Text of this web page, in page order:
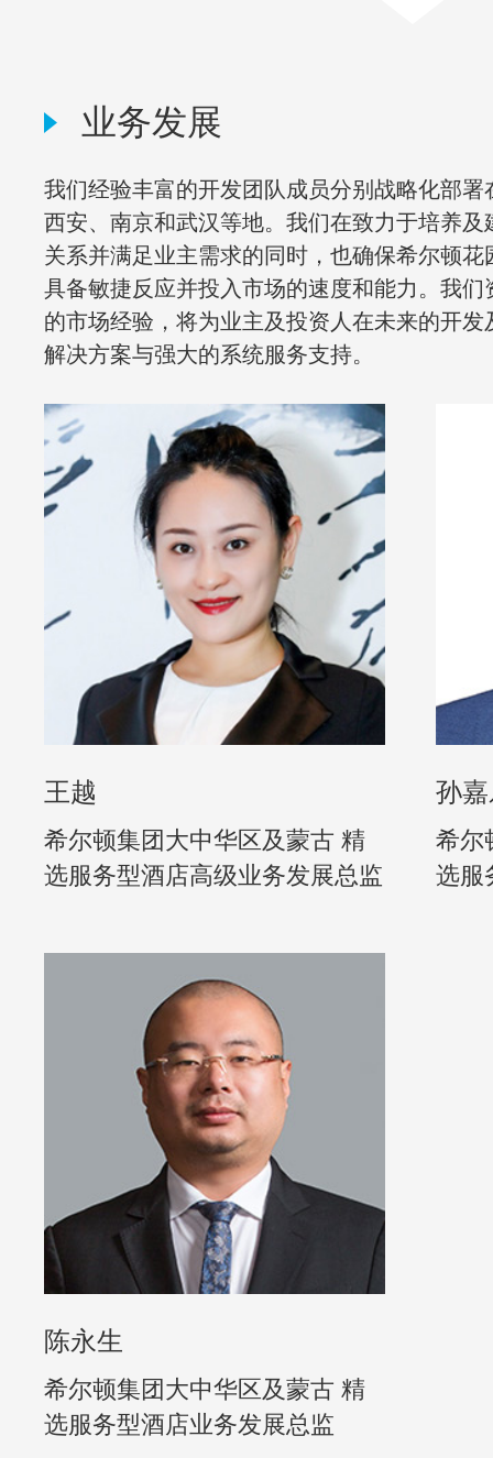
业务发展
我们经验丰富的开发团队成员分别战略化部
西安、南京和武汉等地。我们在致力于培养
关系并满足业主需求的同时，也确保希尔顿
具备敏捷反应并投入市场的速度和能力。我
的市场经验，将为业主及投资人在未来的开
解决方案与强大的系统服务支持。
王越
希尔顿集团大中华区及蒙古 精
选服务型酒店高级业务发展总监
孙
希尔
选服
陈永生
希尔顿集团大中华区及蒙古 精
选服务型酒店业务发展总监